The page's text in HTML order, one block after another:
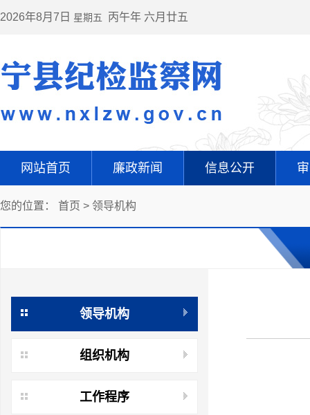
2026年8月7日 星期五 丙午年 六月廿五
网站首页 廉政新闻 信息公开
您的位置： 首页 > 领导机构
领导机构
组织机构
工作程序